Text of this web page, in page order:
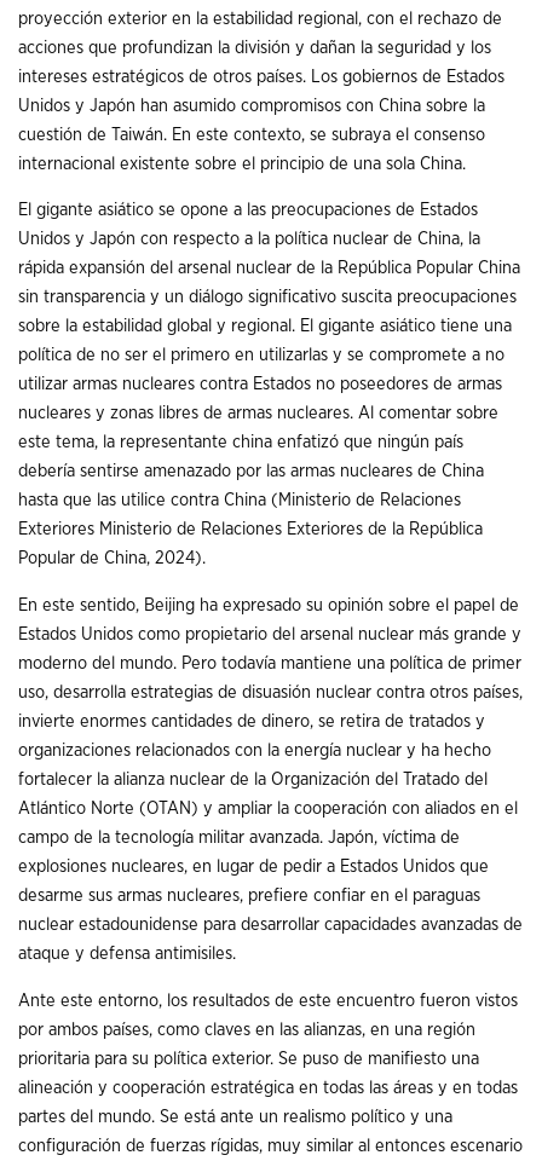
proyección exterior en la estabilidad regional, con el rechazo de
acciones que profundizan la división y dañan la seguridad y los
intereses estratégicos de otros países. Los gobiernos de Estados
Unidos y Japón han asumido compromisos con China sobre la
cuestión de Taiwán. En este contexto, se subraya el consenso
internacional existente sobre el principio de una sola China.
El gigante asiático se opone a las preocupaciones de Estados
Unidos y Japón con respecto a la política nuclear de China, la
rápida expansión del arsenal nuclear de la República Popular China
sin transparencia y un diálogo significativo suscita preocupaciones
sobre la estabilidad global y regional. El gigante asiático tiene una
política de no ser el primero en utilizarlas y se compromete a no
utilizar armas nucleares contra Estados no poseedores de armas
nucleares y zonas libres de armas nucleares. Al comentar sobre
este tema, la representante china enfatizó que ningún país
debería sentirse amenazado por las armas nucleares de China
hasta que las utilice contra China (Ministerio de Relaciones
Exteriores Ministerio de Relaciones Exteriores de la República
Popular de China, 2024).
En este sentido, Beijing ha expresado su opinión sobre el papel de
Estados Unidos como propietario del arsenal nuclear más grande y
moderno del mundo. Pero todavía mantiene una política de primer
uso, desarrolla estrategias de disuasión nuclear contra otros países,
invierte enormes cantidades de dinero, se retira de tratados y
organizaciones relacionados con la energía nuclear y ha hecho
fortalecer la alianza nuclear de la Organización del Tratado del
Atlántico Norte (OTAN) y ampliar la cooperación con aliados en el
campo de la tecnología militar avanzada. Japón, víctima de
explosiones nucleares, en lugar de pedir a Estados Unidos que
desarme sus armas nucleares, prefiere confiar en el paraguas
nuclear estadounidense para desarrollar capacidades avanzadas de
ataque y defensa antimisiles.
Ante este entorno, los resultados de este encuentro fueron vistos
por ambos países, como claves en las alianzas, en una región
prioritaria para su política exterior. Se puso de manifiesto una
alineación y cooperación estratégica en todas las áreas y en todas
partes del mundo. Se está ante un realismo político y una
configuración de fuerzas rígidas, muy similar al entonces escenario